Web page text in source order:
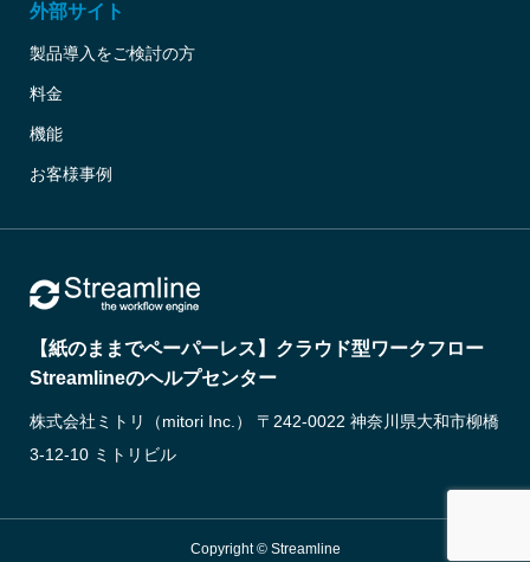
外部サイト
製品導入をご検討の方
料金
機能
お客様事例
【紙のままでペーパーレス】クラウド型ワークフロー
Streamlineのヘルプセンター
株式会社ミトリ（mitori Inc.） 〒242-0022 神奈川県大和市柳橋
3-12-10 ミトリビル
Copyright © Streamline